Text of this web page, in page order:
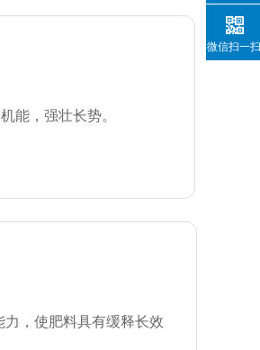
能，强壮长势。
，使肥料具有缓释长效
微信扫一扫